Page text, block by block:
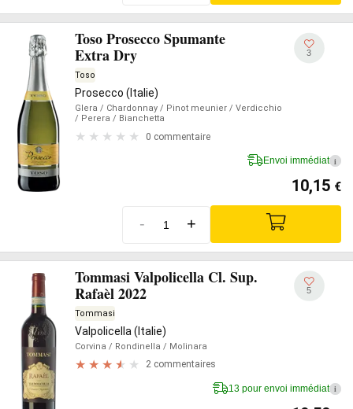
Toso Prosecco Spumante
Extra Dry
Toso
Prosecco (Italie)
Glera / Chardonnay / Pinot meunier / Verdicchio
/ Perera / Bianchetta
0 commentaire
3
Envoi immédiat i
10,15 €
- +
Tommasi Valpolicella Cl. Sup.
Rafaèl 2022
Tommasi
Valpolicella (Italie)
Corvina / Rondinella / Molinara
2 commentaires
5
13 pour envoi immédiat i